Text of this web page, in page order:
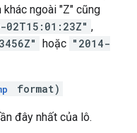
ngoài "Z" cũng
02T15:01:23Z" ,
hoặc "2014-
format)
đây nhất của lô.